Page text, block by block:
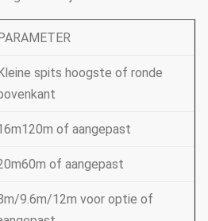
spits hoogste of ronde
of aangepast
of aangepast
9.6m/12m voor optie of